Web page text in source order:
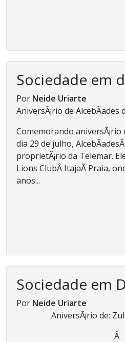
Sociedade em
Por Neide Uriarte
AniversÃ¡rio de AlcebÃ­ades
Comemorando
dia 29 de julho,
proprietÃ¡rio da Telemar.
Lions ClubÂ ItajaÃ­ Praia,
anos...
Sociedade em
Por Neide Uriarte
AniversÃ¡rio de:
Â